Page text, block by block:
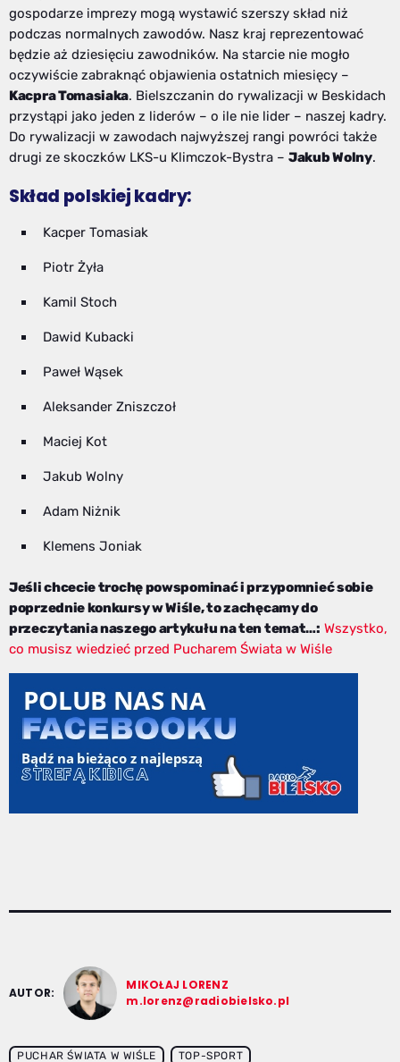
gospodarze imprezy mogą wystawić szerszy skład niż
podczas normalnych zawodów. Nasz kraj reprezentować
będzie aż dziesięciu zawodników. Na starcie nie mogło
oczywiście zabraknąć objawienia ostatnich miesięcy –
Kacpra Tomasiaka. Bielszczanin do rywalizacji w Beskidach
przystąpi jako jeden z liderów – o ile nie lider – naszej kadry.
Do rywalizacji w zawodach najwyższej rangi powróci także
drugi ze skoczków LKS-u Klimczok-Bystra – Jakub Wolny.
Skład polskiej kadry:
Kacper Tomasiak
Piotr Żyła
Kamil Stoch
Dawid Kubacki
Paweł Wąsek
Aleksander Zniszczoł
Maciej Kot
Jakub Wolny
Adam Niżnik
Klemens Joniak
Jeśli chcecie trochę powspominać i przypomnieć sobie
poprzednie konkursy w Wiśle, to zachęcamy do
przeczytania naszego artykułu na ten temat…: Wszystko,
co musisz wiedzieć przed Pucharem Świata w Wiśle
AUTOR:
MIKOŁAJ LORENZ
m.lorenz@radiobielsko.pl
PUCHAR ŚWIATA W WIŚLE TOP-SPORT